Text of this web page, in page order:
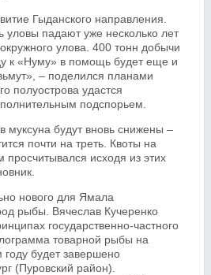
Гыданского направления.
уловы падают уже несколько лет
улова. 400 тонн добычи
к «Нуму» в помощь будет еще и
– поделился планами
полуострова удастся
подспорьем.
муксуна будут вновь снижены –
почти на треть. Квоты на
исходя из этих
нового для Ямала
рыбы. Вячеслав Кучеренко
государственно-частного
товарной рыбы на
году будет завершено
(Пуровский район).